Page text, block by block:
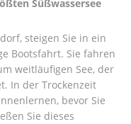
Süßwassersee
steigen Sie in ein
Bootsfahrt. Sie fahren
weitläufigen See, der
In der Trockenzeit
bevor Sie
Sie dieses